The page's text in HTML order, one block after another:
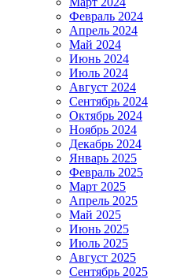
Февраль 2024
Апрель 2024
Май 2024
Июнь 2024
Июль 2024
Август 2024
Сентябрь 2024
Октябрь 2024
Ноябрь 2024
Декабрь 2024
Январь 2025
Февраль 2025
Март 2025
Апрель 2025
Май 2025
Июнь 2025
Июль 2025
Август 2025
Сентябрь 2025